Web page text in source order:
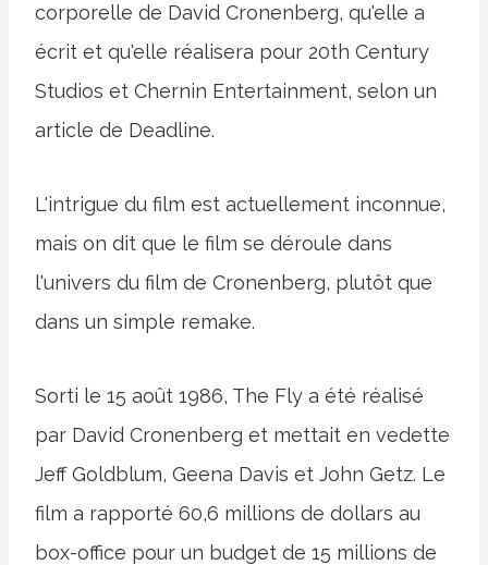
corporelle de David Cronenberg, qu'elle a
écrit et qu'elle réalisera pour 20th Century
Studios et Chernin Entertainment, selon un
article de Deadline.
L'intrigue du film est actuellement inconnue,
mais on dit que le film se déroule dans
l'univers du film de Cronenberg, plutôt que
dans un simple remake.
Sorti le 15 août 1986, The Fly a été réalisé
par David Cronenberg et mettait en vedette
Jeff Goldblum, Geena Davis et John Getz. Le
film a rapporté 60,6 millions de dollars au
box-office pour un budget de 15 millions de